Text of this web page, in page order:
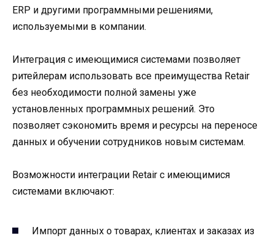
ERP и другими программными решениями,
используемыми в компании.
Интеграция с имеющимися системами позволяет
ритейлерам использовать все преимущества Retair
без необходимости полной замены уже
установленных программных решений. Это
позволяет сэкономить время и ресурсы на переносе
данных и обучении сотрудников новым системам.
Возможности интеграции Retair с имеющимися
системами включают:
Импорт данных о товарах, клиентах и заказах из